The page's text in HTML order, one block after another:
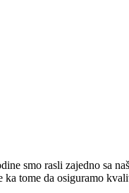
smo rasli zajedno sa
tome da osiguramo